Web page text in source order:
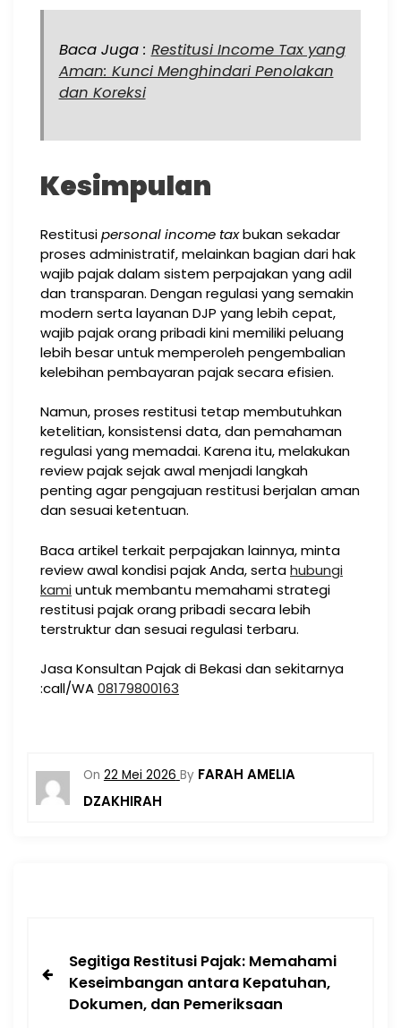
Baca Juga : Restitusi Income Tax yang
Aman: Kunci Menghindari Penolakan
dan Koreksi
Kesimpulan
Restitusipersonal income taxbukan sekadar
proses administratif, melainkan bagian dari hak
wajib pajak dalam sistem perpajakan yang adil
dan transparan. Dengan regulasi yang semakin
modern serta layanan DJP yang lebih cepat,
wajib pajak orang pribadi kini memiliki peluang
lebih besar untuk memperoleh pengembalian
kelebihan pembayaran pajak secara efisien.
Namun, proses restitusi tetap membutuhkan
ketelitian, konsistensi data, dan pemahaman
regulasi yang memadai. Karena itu, melakukan
review pajak sejak awal menjadi langkah
penting agar pengajuan restitusi berjalan aman
dan sesuai ketentuan.
Baca artikel terkait perpajakan lainnya, minta
review awal kondisi pajak Anda, sertahubungi
kamiuntuk membantu memahami strategi
restitusi pajak orang pribadi secara lebih
terstruktur dan sesuai regulasi terbaru.
Jasa Konsultan Pajak di Bekasi dan sekitarnya
:call/WA08179800163
On 22 Mei 2026 By FARAH AMELIA
DZAKHIRAH
Segitiga Restitusi Pajak: Memahami
Keseimbangan antara Kepatuhan,
Dokumen, dan Pemeriksaan